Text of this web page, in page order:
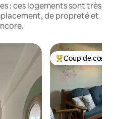
: ces logements sont très
de propreté et
Coups de cœur
Coup de cœur